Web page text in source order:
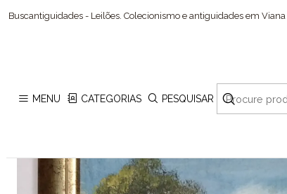
MENU CATEGORIAS PESQUISAR
Buscantiguidades - Leilões. Colecionismo e antiguidades em Viana